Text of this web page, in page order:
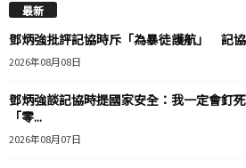
最新
鄧炳強批評記協時斥「為暴徒護航」 記
2026年08月08日
鄧炳強談記協時提國家安全：我一定會釘
「零...
2026年08月07日